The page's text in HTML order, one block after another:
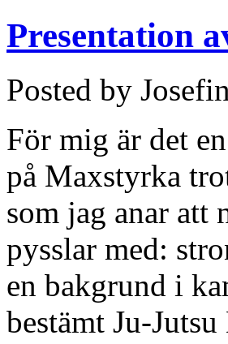
Presentation
Posted by
För mig är det
på Maxstyrka
som jag anar att
pysslar med:
en bakgrund i
bestämt Ju-